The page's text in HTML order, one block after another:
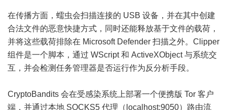
在传播方面，蠕虫会扫描连接的 USB 设备，并在其中创建
合法文件的恶意快捷方式，同时还能释放基于文件的载荷，
并将这些载荷排除在 Microsoft Defender 扫描之外。Clipper
组件是一个脚本，通过 WScript 和 ActiveXObject 与系统交
互，并会检测任务管理器是否运行作为反分析手段。
CryptoBandits 会在受感染系统上部署一个便携版 Tor 客户
端，并通过本地 SOCKS5 代理（localhost:9050）路由流